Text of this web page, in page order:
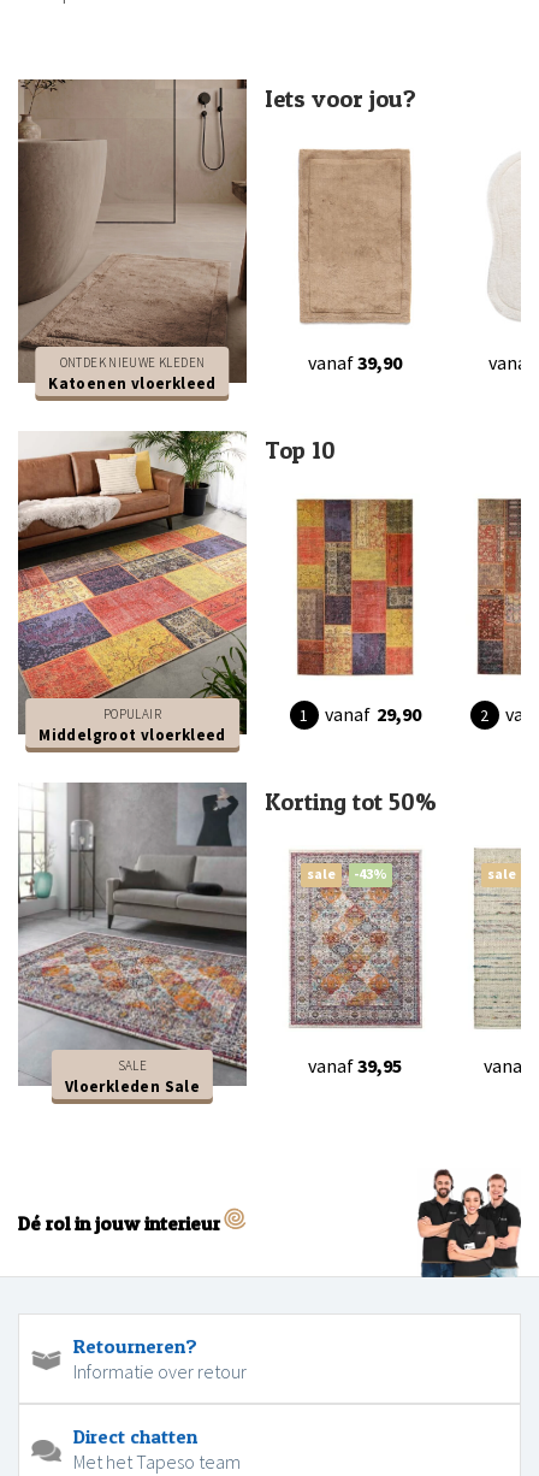
ONTDEK NIEUWE KLEDEN
Katoenen vloerkleed
Iets voor jou?
vanaf39,90 vanaf
POPULAIR
Middelgroot vloerkleed
Top 10
vanaf 29,90
SALE
Vloerkleden Sale
Korting tot 50%
sale -43%
vanaf39,95
sale
vanaf
Dé rol in jouw interieur
Retourneren?
Informatie over retour
Direct chatten
Met het Tapeso team